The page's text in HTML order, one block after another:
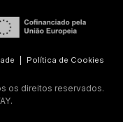
Política de Cookies
os direitos reservados.
.